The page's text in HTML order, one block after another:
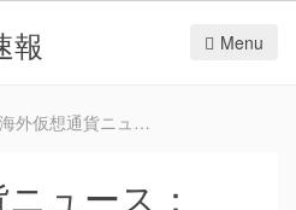
報 Menu
海外仮想通貨ニュース：Cryptocurrency prices today: Bitcoin above $45,000, ether, dogecoin surge. Latest rates here – Mint
ュース：